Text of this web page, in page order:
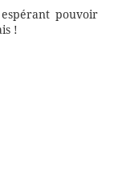
pouvoir
!